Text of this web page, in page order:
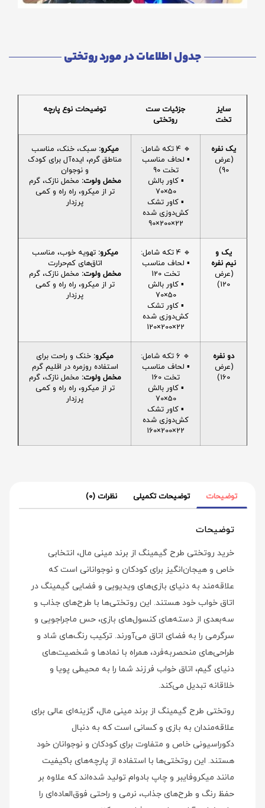
جدول اطلاعات در مورد روتختی
سایز
تخت
جزئیات ست
روتختی
توضیحات نوع پارچه
یک نفره
(عرض
90)
🔹 4 تکه شامل:
▪️ لحاف مناسب
تخت 90
▪️ کاور بالش
50×70
▪️ کاور تشک
کش‌دوزی شده
22×200×90
میکرو: سبک، خنک، مناسب
مناطق گرم، ایده‌آل برای کودک
و نوجوان
مخمل ولوت: مخمل نازک، گرم
تر از میکرو، راه راه و کمی
پرزدار
یک و
نیم نفره
(عرض
120)
🔹 4 تکه شامل:
▪️ لحاف مناسب
تخت 120
▪️ کاور بالش
50×70
▪️ کاور تشک
کش‌دوزی شده
22×200×120
میکرو: تهویه خوب، مناسب
اتاق‌های کم‌حرارت
مخمل ولوت: مخمل نازک، گرم
تر از میکرو، راه راه و کمی
پرزدار
دو نفره
(عرض
160)
🔹 6 تکه شامل:
▪️ لحاف مناسب
تخت 160
▪️ کاور بالش
50×70
▪️ کاور تشک
کش‌دوزی شده
22×200×160
میکرو: خنک و راحت برای
استفاده روزمره در اقلیم گرم
مخمل ولوت: مخمل نازک، گرم
تر از میکرو، راه راه و کمی
پرزدار
توضیحات توضیحات تکمیلی نظرات (0)
توضیحات
خرید روتختی طرح گیمینگ از برند مینی‌ مال، انتخابی
خاص و هیجان‌انگیز برای کودکان و نوجوانانی است که
علاقه‌مند به دنیای بازی‌های ویدیویی و فضایی گیمینگ در
اتاق خواب خود هستند. این روتختی‌ها با طرح‌های جذاب و
سه‌بعدی از دسته‌های کنسول‌های بازی، حس ماجراجویی و
سرگرمی را به فضای اتاق می‌آورند. ترکیب رنگ‌های شاد و
طراحی‌های منحصربه‌فرد، همراه با نمادها و شخصیت‌های
دنیای گیم، اتاق خواب فرزند شما را به محیطی پویا و
خلاقانه تبدیل می‌کند.
روتختی طرح گیمینگ از برند مینی‌ مال، گزینه‌ای عالی برای
علاقه‌مندان به بازی و کسانی است که به دنبال
دکوراسیونی خاص و متفاوت برای کودکان و نوجوانان خود
هستند. این روتختی‌ها با استفاده از پارچه‌های باکیفیت
مانند میکروفایبر و چاپ بادوام تولید شده‌اند که علاوه بر
حفظ رنگ و طرح‌های جذاب، نرمی و راحتی فوق‌العاده‌ای را